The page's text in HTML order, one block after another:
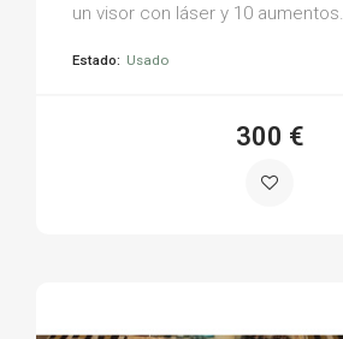
un visor con láser y 10 aumentos.
Estado: Usado
300 €